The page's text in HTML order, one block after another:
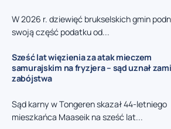
W 2026 r. dziewięć brukselskich gmin
swoją część podatku od...
Sześć lat więzienia za atak mieczem
samurajskim na fryzjera – sąd uznał
zabójstwa
Sąd karny w Tongeren skazał 44-letniego
mieszkańca Maaseik na sześć lat...